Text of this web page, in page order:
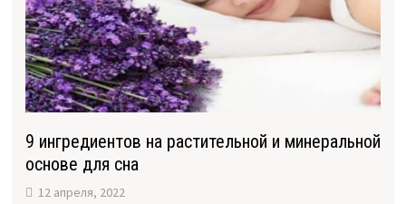
9 ингредиентов на растительной и минеральной
основе для сна
12 апреля, 2022